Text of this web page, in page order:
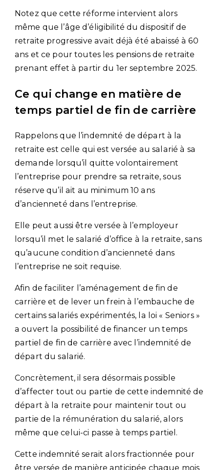
Notez que cette réforme intervient alors
même que l’âge d’éligibilité du dispositif de
retraite progressive avait déjà été abaissé à 60
ans et ce pour toutes les pensions de retraite
prenant effet à partir du 1er septembre 2025.
Ce qui change en matière de
temps partiel de fin de carrière
Rappelons que l’indemnité de départ à la
retraite est celle qui est versée au salarié à sa
demande lorsqu’il quitte volontairement
l’entreprise pour prendre sa retraite, sous
réserve qu’il ait au minimum 10 ans
d’ancienneté dans l’entreprise.
Elle peut aussi être versée à l’employeur
lorsqu’il met le salarié d’office à la retraite, sans
qu’aucune condition d’ancienneté dans
l’entreprise ne soit requise.
Afin de faciliter l’aménagement de fin de
carrière et de lever un frein à l’embauche de
certains salariés expérimentés, la loi « Seniors »
a ouvert la possibilité de financer un temps
partiel de fin de carrière avec l’indemnité de
départ du salarié.
Concrètement, il sera désormais possible
d’affecter tout ou partie de cette indemnité de
départ à la retraite pour maintenir tout ou
partie de la rémunération du salarié, alors
même que celui-ci passe à temps partiel.
Cette indemnité serait alors fractionnée pour
être versée de manière anticipée chaque mois